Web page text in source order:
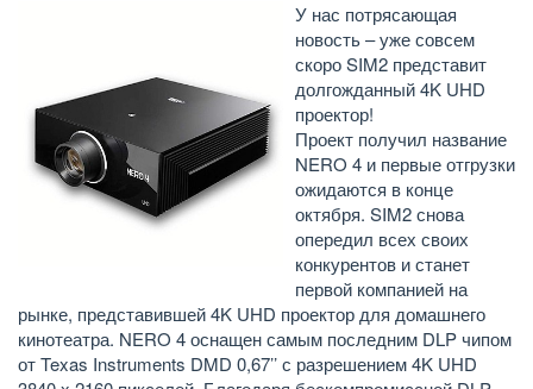
У нас потрясающая
новость – уже совсем
скоро SIM2 представит
долгожданный 4K UHD
проектор!
Проект получил название
NERO 4 и первые отгрузки
ожидаются в конце
октября. SIM2 снова
опередил всех своих
конкурентов и станет
первой компанией на
рынке, представившей 4K UHD проектор для домашнего
кинотеатра. NERO 4 оснащен самым последним DLP чипом
от Texas Instruments DMD 0,67’’ с разрешением 4K UHD